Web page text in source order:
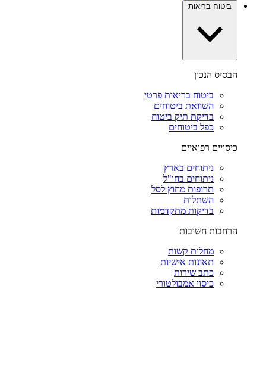
ביטוח בריאות
הבסיס הנכון
ביטוח בריאות פרטי
השוואת ביטוחים
בדיקת תיק ביטוח
כפל ביטוחים
כיסויים רפואיים
ניתוחים בארץ
ניתוחים בחו"ל
תרופות מחוץ לסל
השתלות
בדיקות מתקדמות
הרחבות חשובות
מחלות קשות
תאונות אישיות
כתב שירות
כיסוי אמבולטורי